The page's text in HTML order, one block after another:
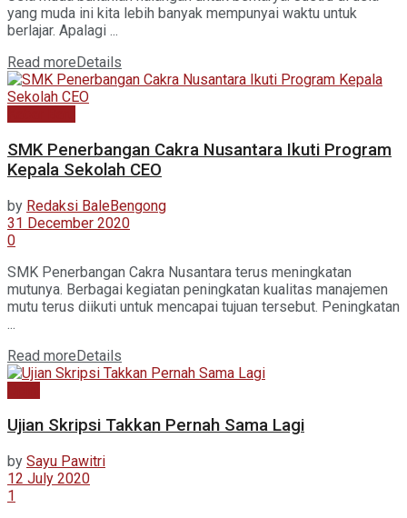
yang muda ini kita lebih banyak mempunyai waktu untuk
berlajar. Apalagi ...
Read more Details
SMK Penerbangan Cakra Nusantara Ikuti Program
Kepala Sekolah CEO
by Redaksi BaleBengong
31 December 2020
0
SMK Penerbangan Cakra Nusantara terus meningkatan
mutunya. Berbagai kegiatan peningkatan kualitas manajemen
mutu terus diikuti untuk mencapai tujuan tersebut. Peningkatan
...
Read moreDetails
Ujian Skripsi Takkan Pernah Sama Lagi
by Sayu Pawitri
12 July 2020
1